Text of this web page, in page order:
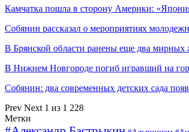
Камчатка пошла в сторону Америки:
Собянин рассказал о мероприятиях
В Брянской области ранены еще два мирных
В Нижнем Новгороде погиб игравший на
Собянин: два современных детских сада
Prev Next 1 из 1 228
Метки